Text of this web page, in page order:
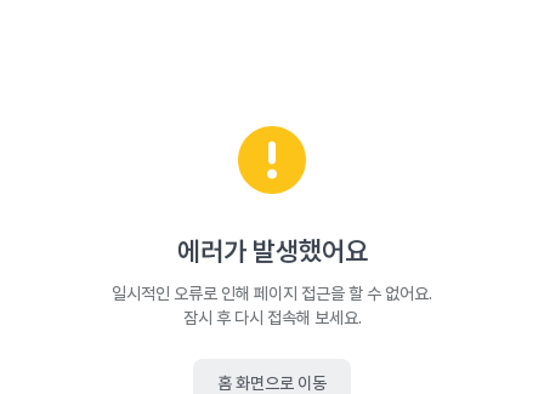
에러가 발생했어요
일시적인 오류로 인해 페이지 접근을 할 수 없어요.
잠시 후 다시 접속해 보세요.
홈 화면으로 이동